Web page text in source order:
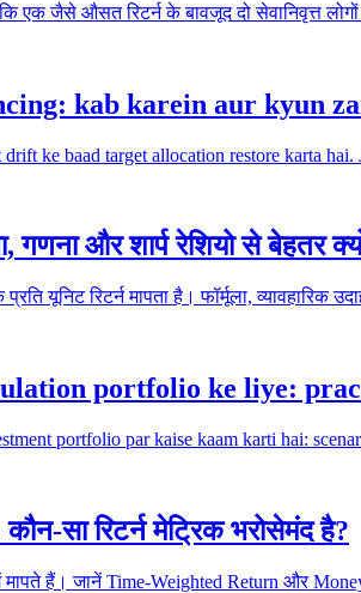
कि एक जैसे औसत रिटर्न के बावजूद दो सेवानिवृत्त
kab karein aur kyun
ke baad target allocation restore karta
गणना और शार्प रेशियो से बेहतर
प्रति यूनिट रिटर्न मापता है। फॉर्मूला,
portfolio ke liye:
portfolio par kaise kaam karti hai:
सा रिटर्न मेट्रिक भरोसेमंद है?
हैं। जानें Time-Weighted Return और